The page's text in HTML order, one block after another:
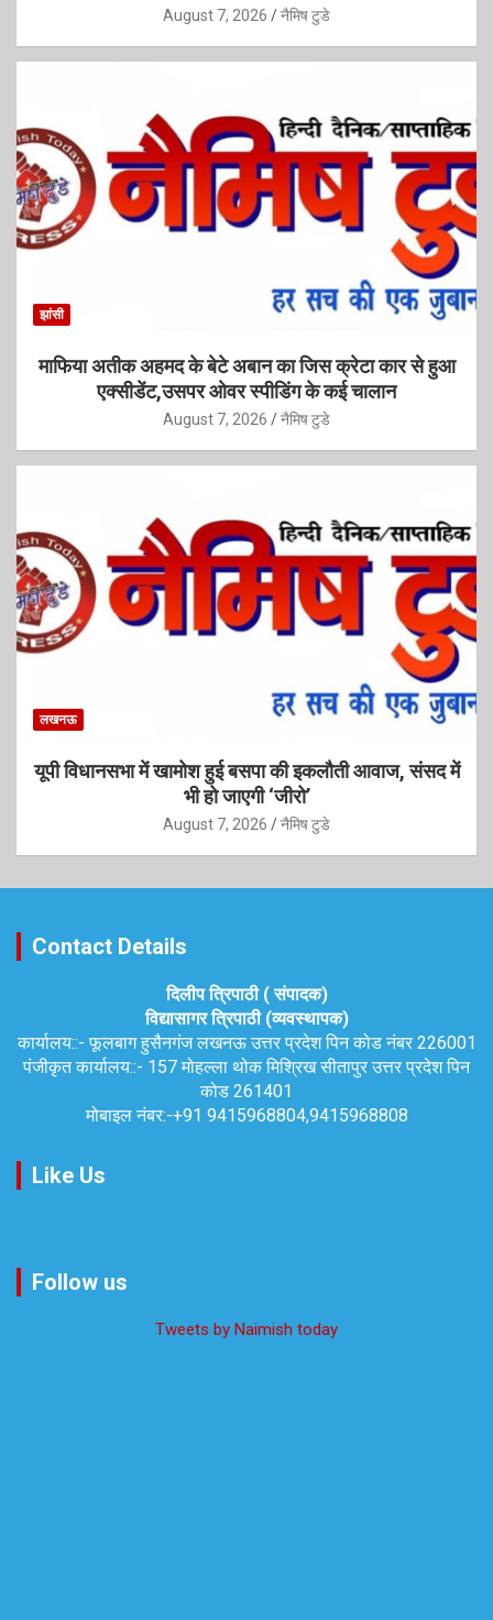
August 7, 2026 नैमिष टुडे
झांसी
माफिया अतीक अहमद के बेटे अबान का जिस क्रेटा कार से हुआ
एक्सीडेंट,उसपर ओवर स्पीडिंग के कई चालान
August 7, 2026 नैमिष टुडे
लखनऊ
यूपी विधानसभा में खामोश हुई बसपा की इकलौती आवाज, संसद में
भी हो जाएगी ‘जीरो’
August 7, 2026 नैमिष टुडे
Contact Details
दिलीप त्रिपाठी ( संपादक)
विद्यासागर त्रिपाठी (व्यवस्थापक)
कार्यालय::-फूलबाग हुसैनगंज लखनऊ उत्तर प्रदेश पिन कोड नंबर 226001
पंजीकृत कार्यालय::- 157 मोहल्ला थोक मिश्रिख सीतापुर उत्तर प्रदेश पिन
कोड 261401
मोबाइल नंबर:-+91 9415968804,9415968808
Like Us
Follow us
Tweets by Naimish today